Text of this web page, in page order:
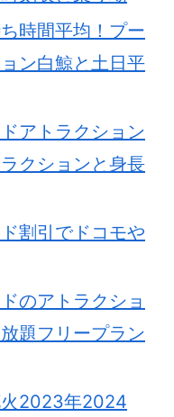
時間平均！プー
ン白鯨と土日平
アトラクション
クションと身長
割引でドコモや
のアトラクショ
題フリープラン
2023年2024